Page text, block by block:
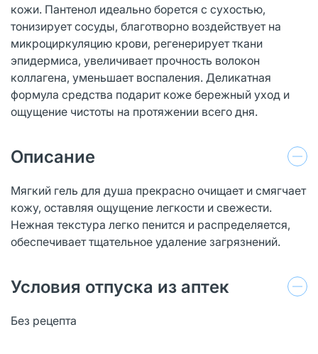
кожи. Пантенол идеально борется с сухостью,
тонизирует сосуды, благотворно воздействует на
микроциркуляцию крови, регенерирует ткани
эпидермиса, увеличивает прочность волокон
коллагена, уменьшает воспаления. Деликатная
формула средства подарит коже бережный уход и
ощущение чистоты на протяжении всего дня.
Описание
Мягкий гель для душа прекрасно очищает и смягчает
кожу, оставляя ощущение легкости и свежести.
Нежная текстура легко пенится и распределяется,
обеспечивает тщательное удаление загрязнений.
Условия отпуска из аптек
Без рецепта